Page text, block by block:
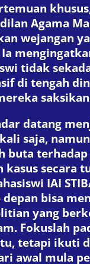
Agama
wejangan
tidak
di tengah
datang
saja,
buta terhadap
kasus secara
IAI
bisa
yang
Fokuslah
tetapi ikuti
awal mula